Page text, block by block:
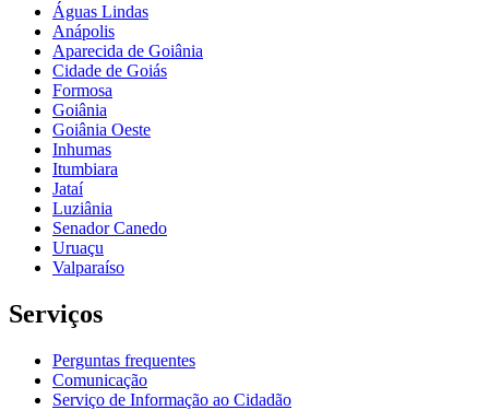
Águas Lindas
Anápolis
Aparecida de Goiânia
Cidade de Goiás
Formosa
Goiânia
Goiânia Oeste
Inhumas
Itumbiara
Jataí
Luziânia
Senador Canedo
Uruaçu
Valparaíso
Serviços
Perguntas frequentes
Comunicação
Serviço de Informação ao Cidadão